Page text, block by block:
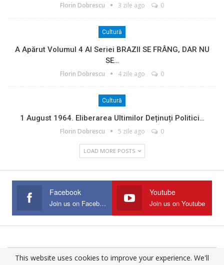
Florin Dobrescu 3 zile ago 0
Cultură
A Apărut Volumul 4 Al Seriei BRAZII SE FRÂNG, DAR NU
SE…
Florin Dobrescu 4 zile ago 0
Cultură
1 August 1964. Eliberarea Ultimilor Deținuți Politici…
Florin Dobrescu 5 zile ago 0
LOAD MORE POSTS
Facebook
Join us on Facebook
Youtube
Join us on Youtube
© 2025 - All Rights Reserved.
This website uses cookies to improve your experience. We'll